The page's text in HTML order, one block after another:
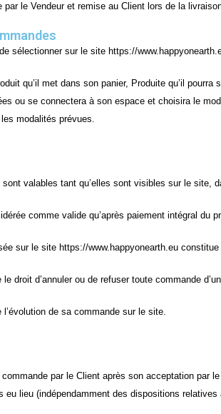
par le Vendeur et remise au Client lors de la
sélectionner sur le site https://
qu’il met dans son panier, Produite qu’il
ou se connectera à son espace et choisira le
modalités prévues.
sont valables tant qu’elles sont visibles sur le site,
comme valide qu’après paiement intégral
sur le site https://www.happyonearth.eu
le droit d’annuler ou de refuser toute commande
l’évolution de sa commande sur le site.
par le Client après son acceptation par
eu lieu (indépendamment des dispositions